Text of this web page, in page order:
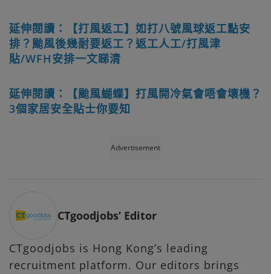
延伸閱讀：【打風返工】如打八號風球返工點安
排？颱風後幾耐要返工？返工人工/打風津
貼/WFH安排一文睇清
延伸閱讀：【颱風蝴蝶】打風開冷氣會唔會壞機？
3個家居安全貼士你要知
Advertisement
CTgoodjobs’ Editor
CTgoodjobs is Hong Kong’s leading
recruitment platform. Our editors brings